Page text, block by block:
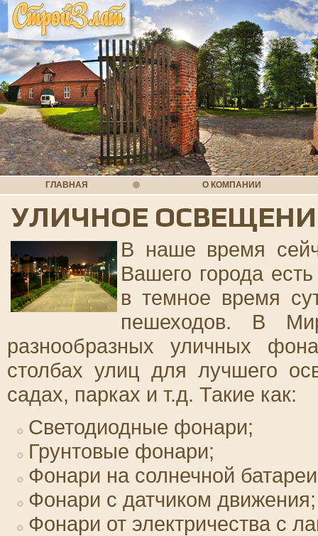
ГЛАВНАЯ О КОМПАНИИ
УЛИЧНОЕ
В наше время
Вашего города
в темное время
пешеходов. В
разнообразных уличных
столбах улиц для лучшего
садах, парках и т.д. Такие как:
Светодиодные фонари;
Грунтовые фонари;
Фонари на солнечной
Фонари с датчиком движения;
Фонари от электричества с